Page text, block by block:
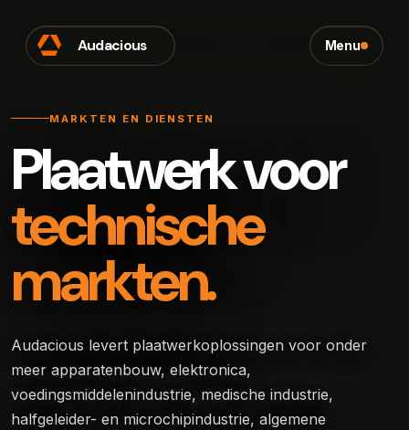
Menu
MARKTEN EN DIENSTEN
Plaatwerk voor
technische
markten.
Audacious levert plaatwerkoplossingen voor onder
meer apparatenbouw, elektronica,
voedingsmiddelenindustrie, medische industrie,
halfgeleider- en microchipindustrie, algemene